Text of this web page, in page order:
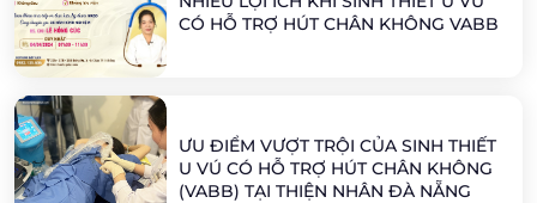
CÓ HỖ TRỢ HÚT CHÂN KHÔNG VABB
ƯU ĐIỂM VƯỢT TRỘI CỦA SINH THIẾT
U VÚ CÓ HỖ TRỢ HÚT CHÂN KHÔNG
(VABB) TẠI THIỆN NHÂN ĐÀ NẴNG